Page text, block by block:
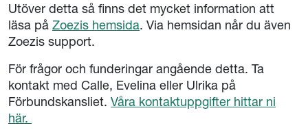
Utöver detta så finns det mycket information att
läsa på Zoezis hemsida. Via hemsidan når du även
Zoezis support.
För frågor och funderingar angående detta. Ta
kontakt med Calle, Evelina eller Ulrika på
Förbundskansliet. Våra kontaktuppgifter hittar ni
här.